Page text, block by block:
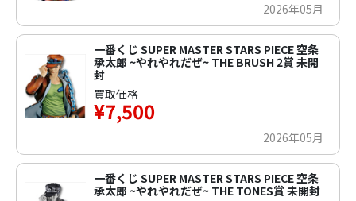
2026年05月
一番くじ SUPER MASTER STARS PIECE 空条
承太郎 ~やれやれだぜ~ THE BRUSH 2賞 未開
封
買取価格
¥7,500
2026年05月
一番くじ SUPER MASTER STARS PIECE 空条
承太郎 ~やれやれだぜ~ THE TONES賞 未開封